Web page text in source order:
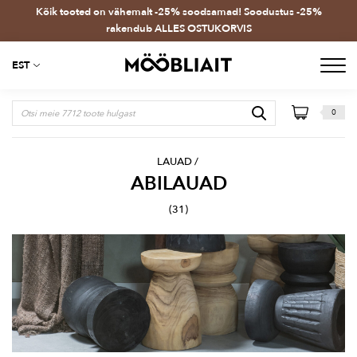
Kõik tooted on vähemalt -25% soodsamad! Soodustus -25%
rakendub ALLES OSTUKORVIS
EST
0
LAUAD/
ABILAUAD
(31)